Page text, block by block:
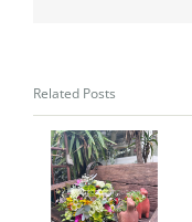
año
Related Posts